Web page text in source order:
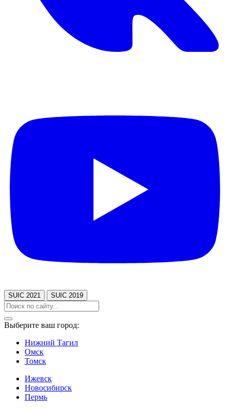
SUIC 2021 SUIC 2019
Выберите ваш город:
Нижний Тагил
Омск
Томск
Ижевск
Новосибирск
Пермь